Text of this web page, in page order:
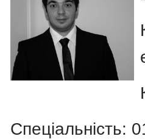
Спеціальність: